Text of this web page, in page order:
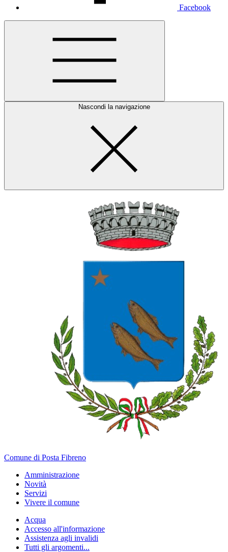
Facebook
Nascondi la navigazione
Comune di Posta Fibreno
Amministrazione
Novità
Servizi
Vivere il comune
Acqua
Accesso all'informazione
Assistenza agli invalidi
Tutti gli argomenti...